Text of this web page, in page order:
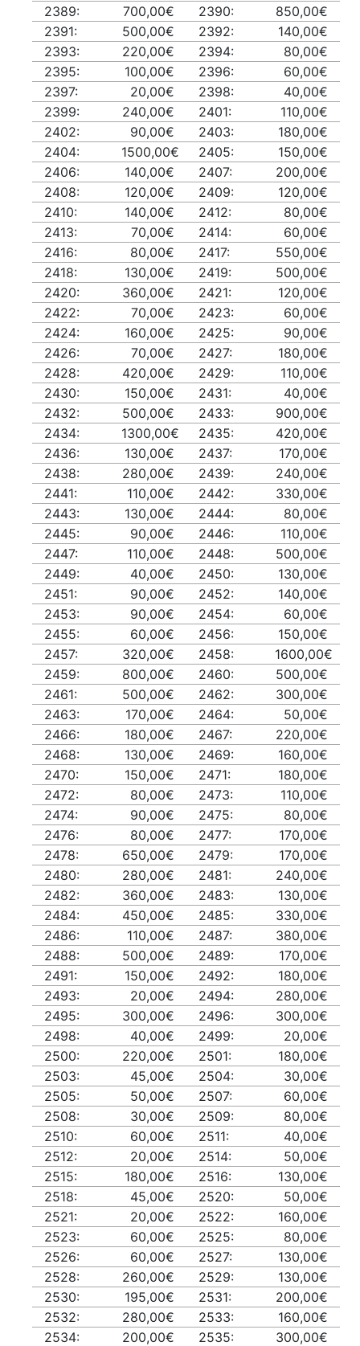
2389: 700,00€ 2390:
850,00€
2391:
500,00€ 2392:
140,00€
2393:
220,00€ 2394:
80,00€
2395:
100,00€ 2396:
60,00€
2397:
20,00€ 2398:
40,00€
2399:
240,00€ 2401:
110,00€
2402:
90,00€ 2403:
180,00€
2404:
1500,00€ 2405:
150,00€
2406:
140,00€ 2407:
200,00€
2408:
120,00€ 2409:
120,00€
2410:
140,00€ 2412:
80,00€
2413:
70,00€ 2414:
60,00€
2416:
80,00€ 2417:
550,00€
2418:
130,00€ 2419:
500,00€
2420:
360,00€ 2421:
120,00€
2422:
70,00€ 2423:
60,00€
2424:
160,00€ 2425:
90,00€
2426:
70,00€ 2427:
180,00€
2428:
420,00€ 2429:
110,00€
2430:
150,00€ 2431:
40,00€
2432:
500,00€ 2433:
900,00€
2434:
1300,00€ 2435:
420,00€
2436:
130,00€ 2437:
170,00€
2438:
280,00€ 2439:
240,00€
2441:
110,00€ 2442:
330,00€
2443:
130,00€ 2444:
80,00€
2445:
90,00€ 2446:
110,00€
2447:
110,00€ 2448:
500,00€
2449:
40,00€ 2450:
130,00€
2451:
90,00€ 2452:
140,00€
2453:
90,00€ 2454:
60,00€
2455:
60,00€ 2456:
150,00€
2457:
320,00€ 2458:
1600,00€
2459:
800,00€ 2460:
500,00€
2461:
500,00€ 2462:
300,00€
2463:
170,00€ 2464:
50,00€
2466:
180,00€ 2467:
220,00€
2468:
130,00€ 2469:
160,00€
2470:
150,00€ 2471:
180,00€
2472:
80,00€ 2473:
110,00€
2474:
90,00€ 2475:
80,00€
2476:
80,00€ 2477:
170,00€
2478:
650,00€ 2479:
170,00€
2480:
280,00€ 2481:
240,00€
2482:
360,00€ 2483:
130,00€
2484:
450,00€ 2485:
330,00€
2486:
110,00€ 2487:
380,00€
2488:
500,00€ 2489:
170,00€
2491:
150,00€ 2492:
180,00€
2493:
20,00€ 2494:
280,00€
2495:
300,00€ 2496:
300,00€
2498:
40,00€ 2499:
20,00€
2500:
220,00€ 2501:
180,00€
2503:
45,00€ 2504:
30,00€
2505:
50,00€ 2507:
60,00€
2508:
30,00€ 2509:
80,00€
2510:
60,00€ 2511:
40,00€
2512:
20,00€ 2514:
50,00€
2515:
180,00€ 2516:
130,00€
2518:
45,00€ 2520:
50,00€
2521:
20,00€ 2522:
160,00€
2523:
60,00€ 2525:
80,00€
2526:
60,00€ 2527:
130,00€
2528:
260,00€ 2529:
130,00€
2530:
195,00€ 2531:
200,00€
2532:
280,00€ 2533:
160,00€
2534:
200,00€ 2535:
300,00€